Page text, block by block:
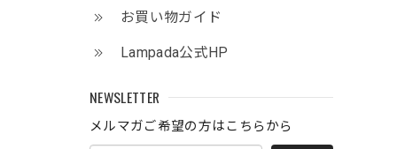
お買い物ガイド
Lampada公式HP
NEWSLETTER
メルマガご希望の方はこちらから